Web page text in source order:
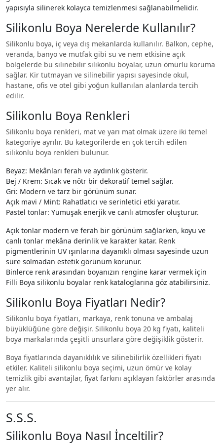
yapısıyla silinerek kolayca temizlenmesi sağlanabilmelidir.
Silikonlu Boya Nerelerde Kullanılır?
Silikonlu boya, iç veya dış mekanlarda kullanılır. Balkon, cephe,
veranda, banyo ve mutfak gibi su ve nem etkisine açık
bölgelerde bu silinebilir silikonlu boyalar, uzun ömürlü koruma
sağlar. Kir tutmayan ve silinebilir yapısı sayesinde okul,
hastane, ofis ve otel gibi yoğun kullanılan alanlarda tercih
edilir.
Silikonlu Boya Renkleri
Silikonlu boya renkleri, mat ve yarı mat olmak üzere iki temel
kategoriye ayrılır. Bu kategorilerde en çok tercih edilen
silikonlu boya renkleri bulunur.
Beyaz: Mekânları ferah ve aydınlık gösterir.
Bej / Krem: Sıcak ve nötr bir dekoratif temel sağlar.
Gri: Modern ve tarz bir görünüm sunar.
Açık mavi / Mint: Rahatlatıcı ve serinletici etki yaratır.
Pastel tonlar: Yumuşak enerjik ve canlı atmosfer oluşturur.
Açık tonlar modern ve ferah bir görünüm sağlarken, koyu ve
canlı tonlar mekâna derinlik ve karakter katar. Renk
pigmentlerinin UV ışınlarına dayanıklı olması sayesinde uzun
süre solmadan estetik görünüm korunur.
Binlerce renk arasından boyanızın rengine karar vermek için
Filli Boya silikonlu boyalar renk kataloglarına göz atabilirsiniz.
Silikonlu Boya Fiyatları Nedir?
Silikonlu boya fiyatları, markaya, renk tonuna ve ambalaj
büyüklüğüne göre değişir. Silikonlu boya 20 kg fiyatı, kaliteli
boya markalarında çeşitli unsurlara göre değişiklik gösterir.
Boya fiyatlarında dayanıklılık ve silinebilirlik özellikleri fiyatı
etkiler. Kaliteli silikonlu boya seçimi, uzun ömür ve kolay
temizlik gibi avantajlar, fiyat farkını açıklayan faktörler arasında
yer alır.
S.S.S.
Silikonlu Boya Nasıl İnceltilir?